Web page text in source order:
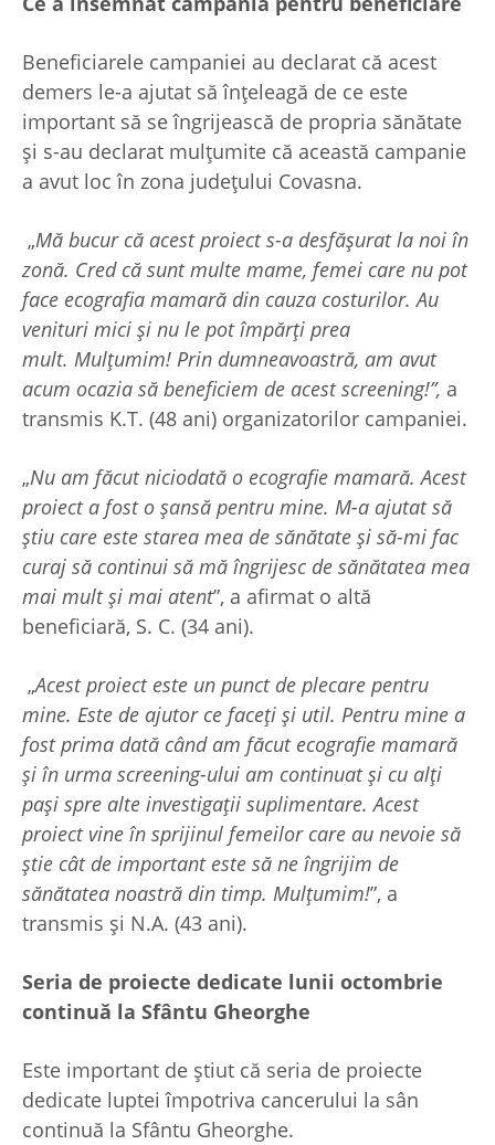
Beneficiarele campaniei au declarat că acest
demers le-a ajutat să înțeleagă de ce este
important să se îngrijească de propria sănătate
și s-au declarat mulțumite că această campanie
a avut loc în zona județului Covasna.
„Mă bucur că acest proiect s-a desfășurat la noi în
zonă. Cred că sunt multe mame, femei care nu pot
face ecografia mamară din cauza costurilor. Au
venituri mici și nu le pot împărți prea
mult. Mulțumim! Prin dumneavoastră, am avut
acum ocazia să beneficiem de acest screening!”, a
transmis K.T. (48 ani) organizatorilor campaniei.
„Nu am făcut niciodată o ecografie mamară. Acest
proiect a fost o șansă pentru mine. M-a ajutat să
știu care este starea mea de sănătate și să-mi fac
curaj să continui să mă îngrijesc de sănătatea mea
mai mult și mai atent”, a afirmat o altă
beneficiară, S. C. (34 ani).
„Acest proiect este un punct de plecare pentru
mine. Este de ajutor ce faceți și util. Pentru mine a
fost prima dată când am făcut ecografie mamară
și în urma screening-ului am continuat și cu alți
pași spre alte investigații suplimentare. Acest
proiect vine în sprijinul femeilor care au nevoie să
știe cât de important este să ne îngrijim de
sănătatea noastră din timp. Mulțumim!”, a
transmis și N.A. (43 ani).
Seria de proiecte dedicate lunii octombrie
continuă la Sfântu Gheorghe
Este important de știut că seria de proiecte
dedicate luptei împotriva cancerului la sân
continuă la Sfântu Gheorghe.